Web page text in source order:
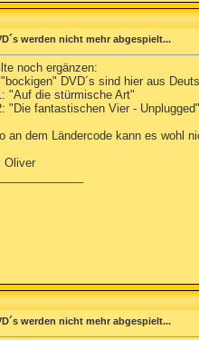
werden nicht mehr abgespielt...
noch ergänzen:
"bockigen" DVD´s sind hier aus
"Auf die stürmische Art"
"Die fantastischen Vier - Unplugged"
an dem Ländercode kann es wohl
Oliver
werden nicht mehr abgespielt...